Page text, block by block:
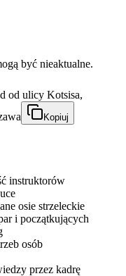
być nieaktualne.
od ulicy Kotsisa,
Kopiuj
instruktorów
osie strzeleckie
i początkujących
osób
przez kadrę